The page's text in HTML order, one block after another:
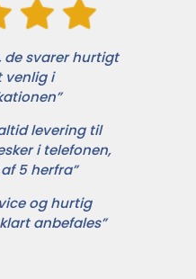
de svarer hurtigt
venlig i
levering til
i telefonen,
5 herfra”
og hurtig
anbefales”